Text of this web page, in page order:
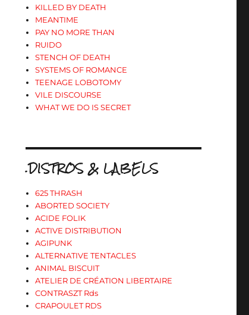
KILLED BY DEATH
MEANTIME
PAY NO MORE THAN
RUIDO
STENCH OF DEATH
SYSTEMS OF ROMANCE
TEENAGE LOBOTOMY
VILE DISCOURSE
WHAT WE DO IS SECRET
.DISTROS & LABELS
625 THRASH
ABORTED SOCIETY
ACIDE FOLIK
ACTIVE DISTRIBUTION
AGIPUNK
ALTERNATIVE TENTACLES
ANIMAL BISCUIT
ATELIER DE CRÉATION LIBERTAIRE
CONTRASZT Rds
CRAPOULET RDS